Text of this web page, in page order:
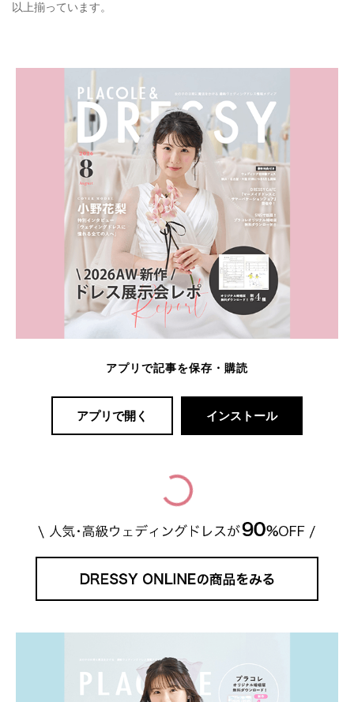
以上揃っています。
アプリで記事を保存・購読
アプリで開く インストール